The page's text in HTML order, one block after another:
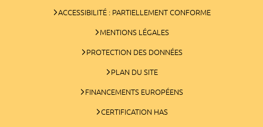
ACCESSIBILITÉ : PARTIELLEMENT CONFORME
MENTIONS LÉGALES
PROTECTION DES DONNÉES
PLAN DU SITE
FINANCEMENTS EUROPÉENS
CERTIFICATION HAS